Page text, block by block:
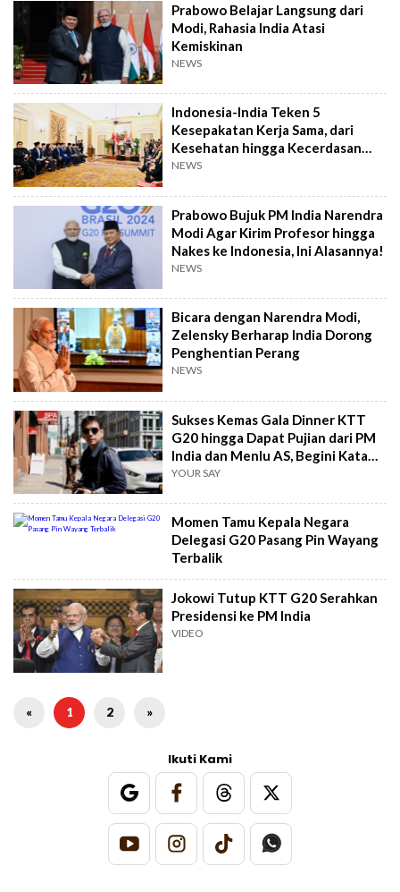
Prabowo Belajar Langsung dari
Modi, Rahasia India Atasi
Kemiskinan
NEWS
Indonesia-India Teken 5
Kesepakatan Kerja Sama, dari
Kesehatan hingga Kecerdasan
Buatan
NEWS
Prabowo Bujuk PM India Narendra
Modi Agar Kirim Profesor hingga
Nakes ke Indonesia, Ini Alasannya!
NEWS
Bicara dengan Narendra Modi,
Zelensky Berharap India Dorong
Penghentian Perang
NEWS
Sukses Kemas Gala Dinner KTT
G20 hingga Dapat Pujian dari PM
India dan Menlu AS, Begini Kata
Wishnutama
YOUR SAY
Momen Tamu Kepala Negara
Delegasi G20 Pasang Pin Wayang
Terbalik
Jokowi Tutup KTT G20 Serahkan
Presidensi ke PM India
VIDEO
« 1 2 »
Ikuti Kami